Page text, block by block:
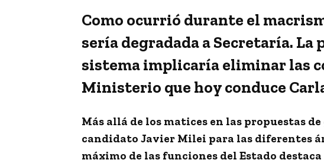
Como ocurrió durante el
sería degradada a Secretaría.
sistema implicaría eliminar las
Ministerio que hoy conduce
Más allá de los matices en las propuestas
candidato Javier Milei para las diferentes
máximo de las funciones del Estado